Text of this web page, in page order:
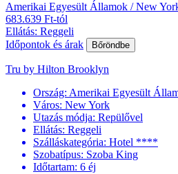
Amerikai Egyesült Államok / New
683.639 Ft-tól
Ellátás: Reggeli
Időpontok és árak
Bőröndbe
Tru by Hilton Brooklyn
Ország: Amerikai Egyesült
Város: New York
Utazás módja: Repülővel
Ellátás: Reggeli
Szálláskategória: Hotel ****
Szobatípus: Szoba King
Időtartam: 6 éj